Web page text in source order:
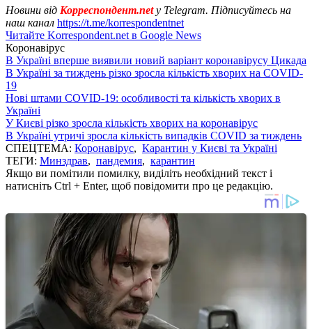
Новини від Корреспондент.net у Telegram. Підписуйтесь на
наш канал https://t.me/korrespondentnet
Читайте Korrespondent.net в Google News
Коронавірус
В Україні вперше виявили новий варіант коронавірусу Цикада
В Україні за тиждень різко зросла кількість хворих на COVID-
19
Нові штами COVID-19: особливості та кількість хворих в
Україні
У Києві різко зросла кількість хворих на коронавірус
В Україні утричі зросла кількість випадків COVID за тиждень
СПЕЦТЕМА: Коронавірус, Карантин у Києві та Україні
ТЕГИ: Минздрав, пандемия, карантин
Якщо ви помітили помилку, виділіть необхідний текст і
натисніть Ctrl + Enter, щоб повідомити про це редакцію.